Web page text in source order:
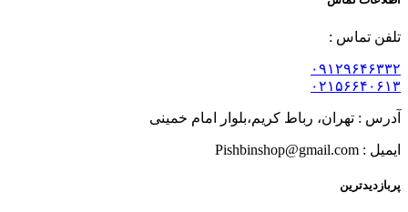
تلفن تماس :
۰۹۱۲۹۶۴۶۳۳۲
۰۲۱۵۶۶۴۰۶۱۳
آدرس : تهران، رباط کریم،بلوار امام خمینی
ایمیل : Pishbinshop@gmail.com
پربازدیدترین